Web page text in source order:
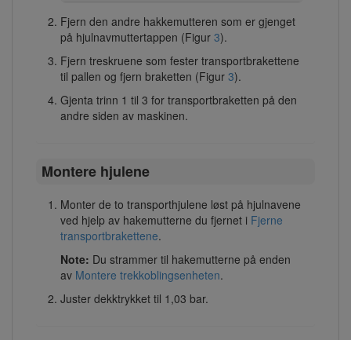
Fjern den andre hakkemutteren som er gjenget
på hjulnavmuttertappen (Figur3).
Fjern treskruene som fester transportbrakettene
til pallen og fjern braketten (Figur3).
Gjenta trinn 1 til 3 for transportbraketten på den
andre siden av maskinen.
Montere hjulene
Monter de to transporthjulene løst på hjulnavene
ved hjelp av hakemutterne du fjernet i Fjerne
transportbrakettene.
Note: Du strammer til hakemutterne på enden
av Montere trekkoblingsenheten.
Juster dekktrykket til 1,03 bar.